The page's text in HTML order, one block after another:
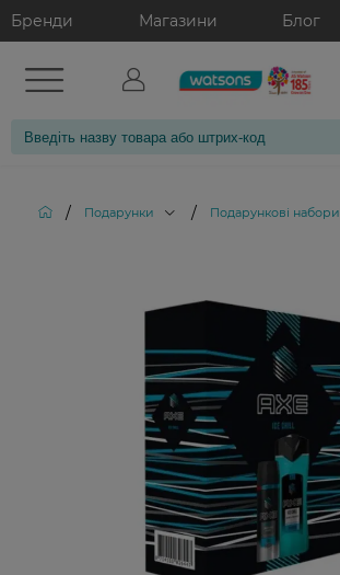
Бренди Магазини Блог
/ Подарунки / Подарункові набори